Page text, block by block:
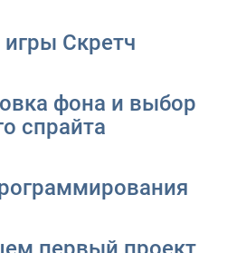
Скретч
фона и выбор
спрайта